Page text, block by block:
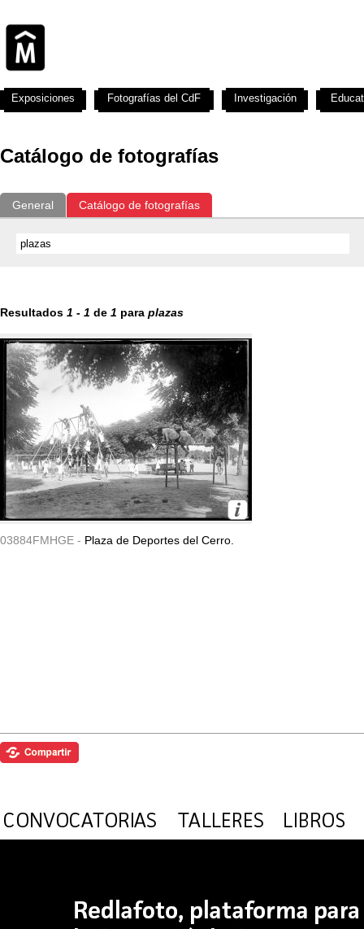
Catálogo de fotografías
General Catálogo de fotografías
Resultados 1 - 1 de 1 para plazas
03884FMHGE - Plaza de Deportes del Cerro.
Exposiciones Fotografías del CdF Investigación